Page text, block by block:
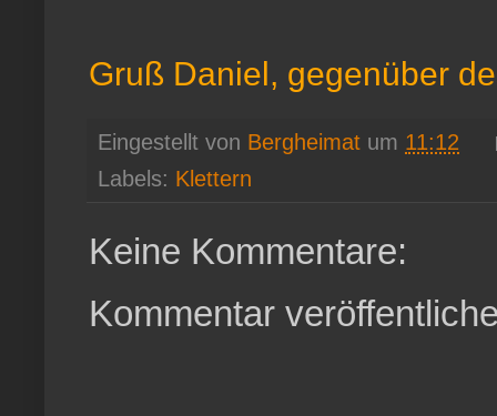
Gruß Daniel, gegenüber
Eingestellt von Bergheimat um 11:12
Labels: Klettern
Keine Kommentare:
Kommentar